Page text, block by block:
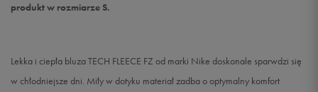
produkt w rozmiarze S.
Lekka i ciepła bluza TECH FLEECE FZ od marki Nike doskonale sparwdzi się
w chłodniejsze dni. Miły w dotyku materiał zadba o optymalny komfort